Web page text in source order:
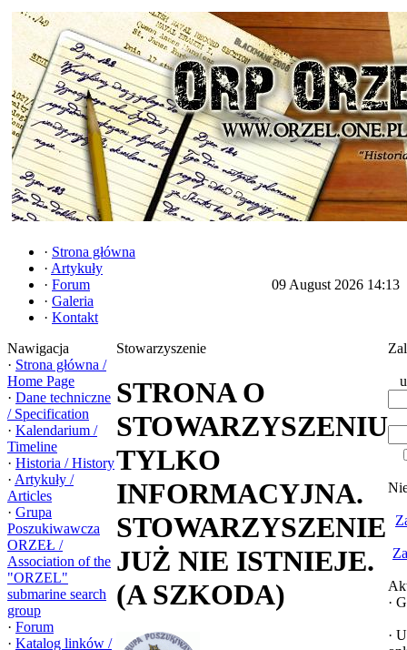
· Strona główna
· Artykuły
· Forum
· Galeria
· Kontakt
09 August 2026 14:13
Nawigacja
· Strona główna /
Home Page
· Dane techniczne
/ Specification
· Kalendarium /
Timeline
· Historia / History
· Artykuły /
Articles
· Grupa
Poszukiwawcza
ORZEŁ /
Association of the
"ORZEL"
submarine search
group
· Forum
· Katalog linków /
Stowarzyszenie
STRONA O
STOWARZYSZENIU
TYLKO
INFORMACYJNA.
STOWARZYSZENIE
JUŻ NIE ISTNIEJE.
(A SZKODA)
·
·